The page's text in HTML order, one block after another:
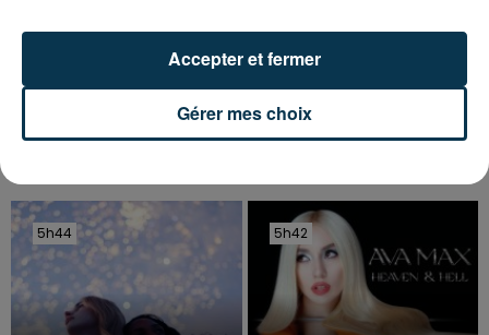
TITRES DIFFUSÉS
5h44
5h44 5h42
5h42
Gérer mes choix
Accepter et fermer